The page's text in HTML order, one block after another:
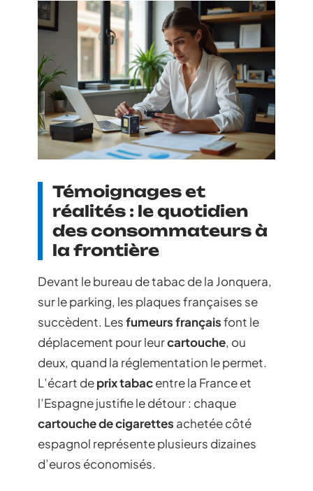
Témoignages et
réalités : le quotidien
des consommateurs à
la frontière
Devant le bureau de tabac de la Jonquera,
sur le parking, les plaques françaises se
succèdent. Lesfumeurs françaisfont le
déplacement pour leurcartouche, ou
deux, quand la réglementation le permet.
L’écart deprix tabacentre la France et
l’Espagne justifie le détour : chaque
cartouche de cigarettes achetée côté
espagnol représente plusieurs dizaines
d’euros économisés.